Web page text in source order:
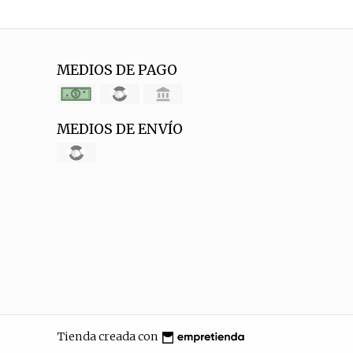
MEDIOS DE PAGO
MEDIOS DE ENVÍO
Tienda creada con